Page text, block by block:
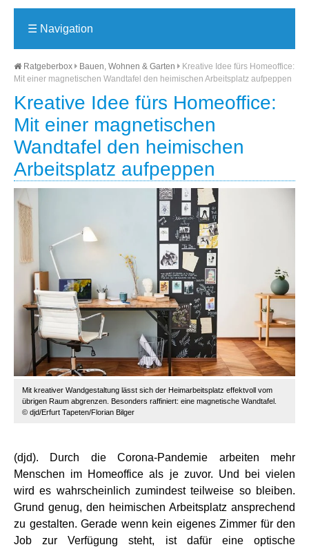
☰ Navigation
Ratgeberbox Bauen, Wohnen & Garten
Kreative Idee fürs Homeoffice:
Mit einer magnetischen Wandtafel den heimischen Arbeitsplatz aufpeppen
Kreative Idee fürs Homeoffice:
Mit einer magnetischen
Wandtafel den heimischen
Arbeitsplatz aufpeppen
Mit kreativer Wandgestaltung lässt sich der Heimarbeitsplatz effektvoll vom
übrigen Raum abgrenzen. Besonders raffiniert: eine magnetische Wandtafel.
© djd/Erfurt Tapeten/Florian Bilger
(djd). Durch die Corona-Pandemie arbeiten mehr
Menschen im Homeoffice als je zuvor. Und bei vielen
wird es wahrscheinlich zumindest teilweise so bleiben.
Grund genug, den heimischen Arbeitsplatz ansprechend
zu gestalten. Gerade wenn kein eigenes Zimmer für den
Job zur Verfügung steht, ist dafür eine optische